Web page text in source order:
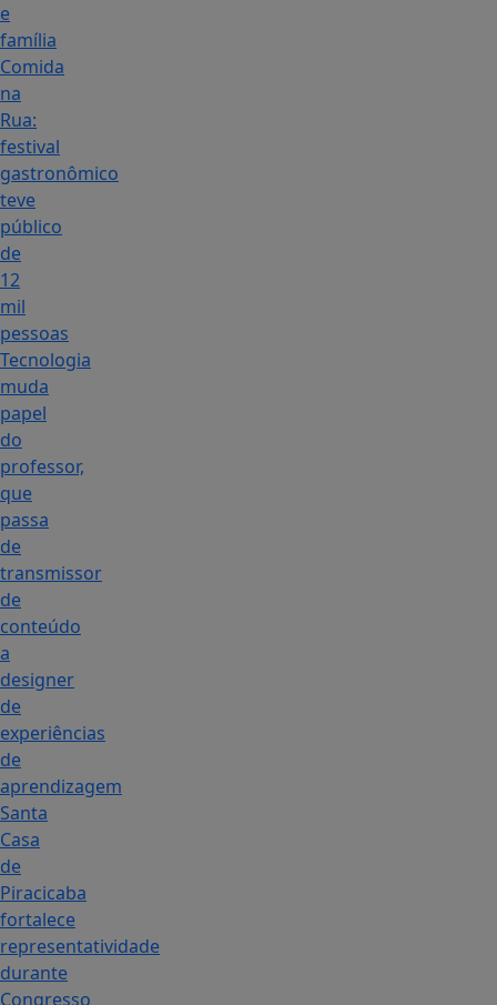
e
família
Comida
na
Rua:
festival
gastronômico
teve
público
de
12
mil
pessoas
Tecnologia
muda
papel
do
professor,
que
passa
de
transmissor
de
conteúdo
a
designer
de
experiências
de
aprendizagem
Santa
Casa
de
Piracicaba
fortalece
representatividade
durante
Congresso